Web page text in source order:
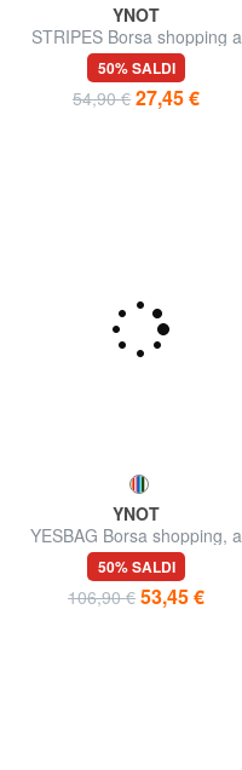
YNOT
STRIPES Borsa shopping a
mano, con tracolla
50% SALDI
54,90 € 27,45 €
YNOT
YESBAG Borsa shopping, a
spalla
50% SALDI
106,90 € 53,45 €